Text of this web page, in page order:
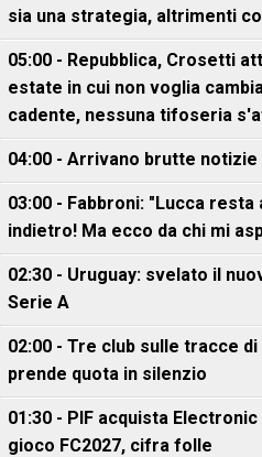
sia una strategia, altrimenti
05:00 - Repubblica, Crosetti
estate in cui non voglia
cadente, nessuna tifoseria
04:00 - Arrivano brutte
03:00 - Fabbroni: "Lucca resta
indietro! Ma ecco da chi mi
02:30 - Uruguay: svelato il
Serie A
02:00 - Tre club sulle tracce
prende quota in silenzio
01:30 - PIF acquista
gioco FC2027, cifra folle